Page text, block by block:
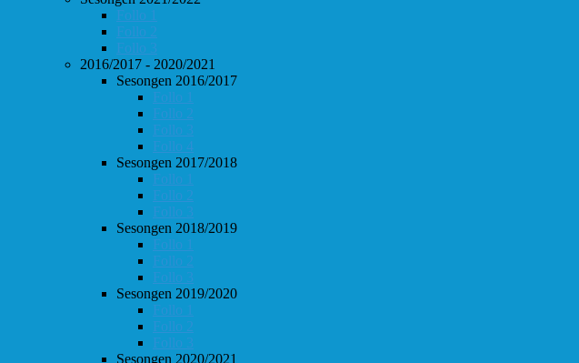
Follo 1
Follo 2
Follo 3
2016/2017 - 2020/2021
Sesongen 2016/2017
Follo 1
Follo 2
Follo 3
Follo 4
Sesongen 2017/2018
Follo 1
Follo 2
Follo 3
Sesongen 2018/2019
Follo 1
Follo 2
Follo 3
Sesongen 2019/2020
Follo 1
Follo 2
Follo 3
Sesongen 2020/2021